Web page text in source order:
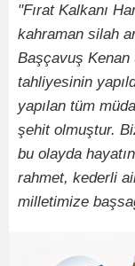
"Fırat Kalkanı
kahraman silah
Başçavuş Kenan
tahliyesinin
yapılan tüm
şehit olmuştur.
bu olayda
rahmet, kederli
milletimize